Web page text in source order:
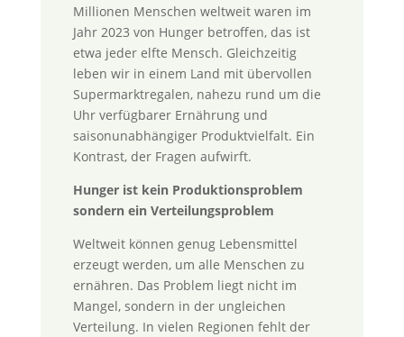
Millionen Menschen weltweit waren im
Jahr 2023 von Hunger betroffen, das ist
etwa jeder elfte Mensch. Gleichzeitig
leben wir in einem Land mit übervollen
Supermarktregalen, nahezu rund um die
Uhr verfügbarer Ernährung und
saisonunabhängiger Produktvielfalt. Ein
Kontrast, der Fragen aufwirft.
Hunger ist kein Produktionsproblem
sondern ein Verteilungsproblem
Weltweit können genug Lebensmittel
erzeugt werden, um alle Menschen zu
ernähren. Das Problem liegt nicht im
Mangel, sondern in der ungleichen
Verteilung. In vielen Regionen fehlt der